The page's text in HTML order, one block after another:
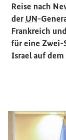
Reise nach
derUN-
Frankreich
für eine Zwei-
Israel auf dem
öffnen